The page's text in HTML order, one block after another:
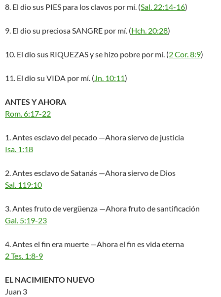
8. El dio sus PIES para los clavos por mí. (Sal. 22:14-16)
9. El dio su preciosa SANGRE por mí. (Hch. 20:28)
10. El dio sus RIQUEZAS y se hizo pobre por mí. (2 Cor. 8:9)
11. El dio su VIDA por mí. (Jn. 10:11)
ANTES Y AHORA
Rom. 6:17-22
1. Antes esclavo del pecado —Ahora siervo de justicia
Isa. 1:18
2. Antes esclavo de Satanás —Ahora siervo de Dios
Sal. 119:10
3. Antes fruto de vergüenza —Ahora fruto de santificación
Gal. 5:19-23
4. Antes el fin era muerte —Ahora el fin es vida eterna
2 Tes. 1:8-9
EL NACIMIENTO NUEVO
Juan 3